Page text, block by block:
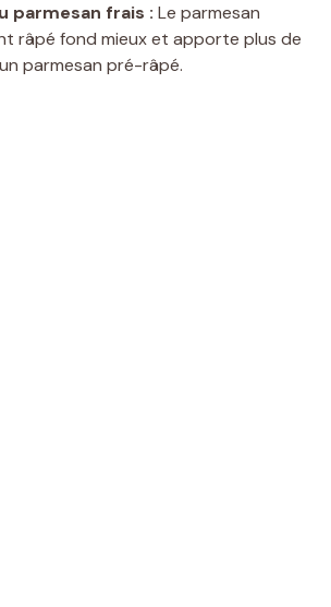
parmesan frais : Le parmesan
râpé fond mieux et apporte plus de
parmesan pré-râpé.